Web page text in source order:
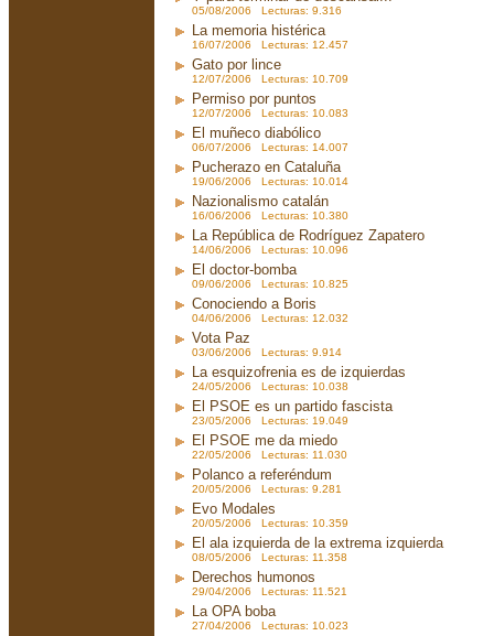
05/08/2006 Lecturas: 9.316
La memoria histérica
16/07/2006 Lecturas: 12.457
Gato por lince
12/07/2006 Lecturas: 10.709
Permiso por puntos
12/07/2006 Lecturas: 10.083
El muñeco diabólico
06/07/2006 Lecturas: 14.007
Pucherazo en Cataluña
19/06/2006 Lecturas: 10.014
Nazionalismo catalán
16/06/2006 Lecturas: 10.380
La República de Rodríguez Zapatero
14/06/2006 Lecturas: 10.096
El doctor-bomba
09/06/2006 Lecturas: 10.825
Conociendo a Boris
04/06/2006 Lecturas: 12.032
Vota Paz
03/06/2006 Lecturas: 9.914
La esquizofrenia es de izquierdas
24/05/2006 Lecturas: 10.038
El PSOE es un partido fascista
23/05/2006 Lecturas: 19.049
El PSOE me da miedo
22/05/2006 Lecturas: 11.030
Polanco a referéndum
20/05/2006 Lecturas: 9.281
Evo Modales
20/05/2006 Lecturas: 10.359
El ala izquierda de la extrema izquierda
08/05/2006 Lecturas: 11.358
Derechos humonos
29/04/2006 Lecturas: 11.521
La OPA boba
27/04/2006 Lecturas: 10.023